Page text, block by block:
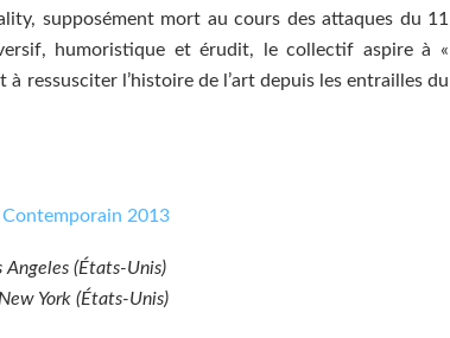
supposément mort au cours des attaques du 11
humoristique et érudit, le collectif aspire à «
à ressusciter l’histoire de l’art depuis les entrailles du
Angeles (États-Unis)
York (États-Unis)